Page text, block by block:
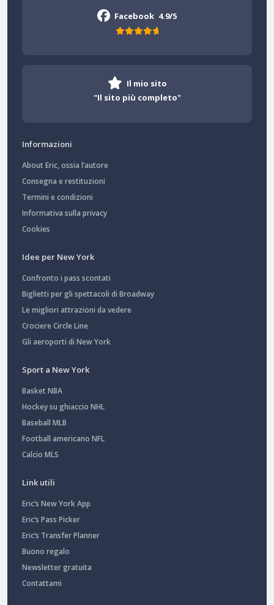
Facebook 4.9/5
Il mio sito
"Il sito più completo"
Informazioni
About Eric, ossia l’autore
Consegna e restituzioni
Termini e condizioni
Informativa sulla privacy
Cookies
Idee per New York
Confronto i pass scontati
Biglietti per gli spettacoli di Broadway
Le migliori attrazioni da vedere
Crociere Circle Line
Gli aeroporti di New York
Sport a New York
Basket NBA
Hockey su ghiaccio NHL
Baseball MLB
Football americano NFL
Calcio MLS
Link utili
Eric’s New York App
Eric’s Pass Picker
Eric’s Transfer Planner
Buono regalo
Newsletter gratuita
Contattami